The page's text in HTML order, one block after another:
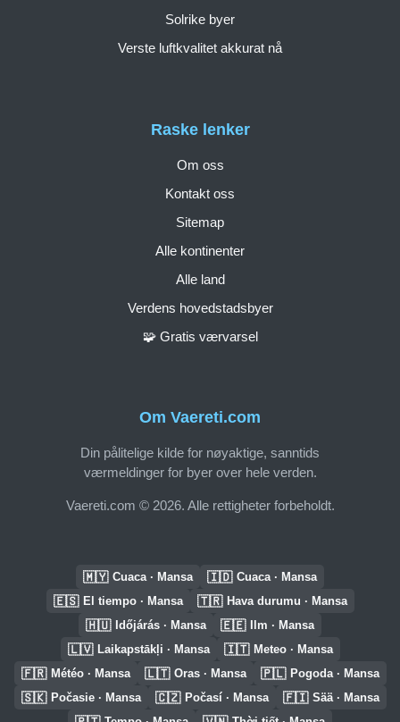
Om Vaereti.com
Din pålitelige kilde for nøyaktige, sanntids
værmeldinger for byer over hele verden.
Vaereti.com © 2026. Alle rettigheter forbeholdt.
Raske lenker
Om oss
Kontakt oss
Sitemap
Alle kontinenter
Alle land
Verdens hovedstadsbyer
🧩 Gratis værvarsel
Solrike byer
Verste luftkvalitet akkurat nå
🇲🇾 Cuaca · Mansa 🇮🇩 Cuaca · Mansa
🇪🇸 El tiempo · Mansa 🇹🇷 Hava durumu · Mansa
🇭🇺 Időjárás · Mansa 🇪🇪 Ilm · Mansa
🇱🇻 Laikapstākļi · Mansa 🇮🇹 Meteo · Mansa
🇫🇷 Météo · Mansa 🇱🇹 Oras · Mansa 🇵🇱 Pogoda · Mansa
🇸🇰 Počasie · Mansa 🇨🇿 Počasí · Mansa 🇫🇮 Sää · Mansa